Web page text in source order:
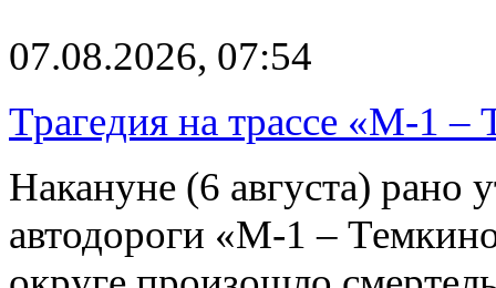
07.08.2026, 07:54
Трагедия на трассе «М-1 –
Накануне (6 августа) рано
автодороги «М-1 –